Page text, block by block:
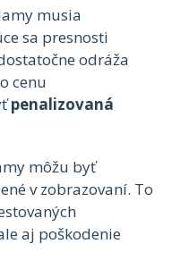
musia
sa presnosti
odráža
cenu
penalizovaná
môžu byť
v zobrazovaní. To
aj poškodenie